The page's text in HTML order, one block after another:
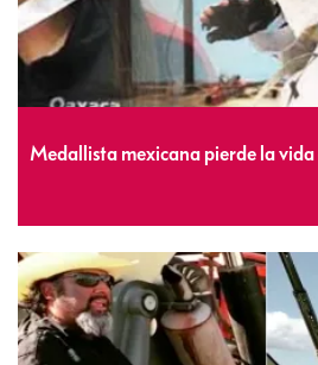
Medallista mexicana pierde la vida